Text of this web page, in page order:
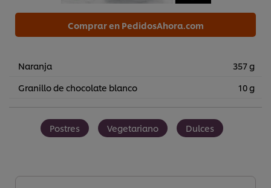
Comprar en PedidosAhora.com
Naranja
357 g
Granillo de chocolate blanco
10 g
Postres Vegetariano Dulces